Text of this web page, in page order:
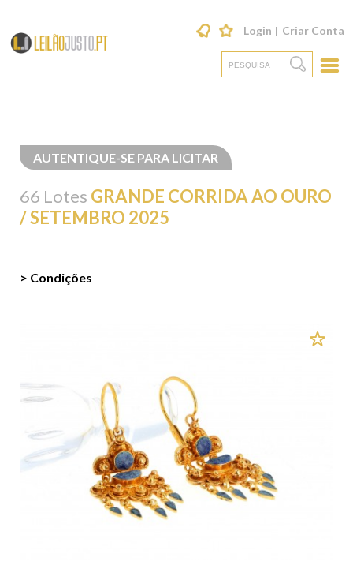
Login Criar Conta
AUTENTIQUE-SE PARA LICITAR
66 Lotes GRANDE CORRIDA AO OURO
/ SETEMBRO 2025
> Condições